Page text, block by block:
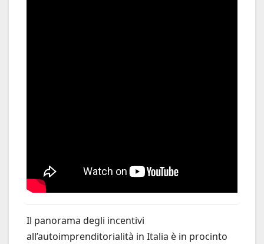
Il panorama degli incentivi
all’autoimprenditorialità in Italia è in procinto